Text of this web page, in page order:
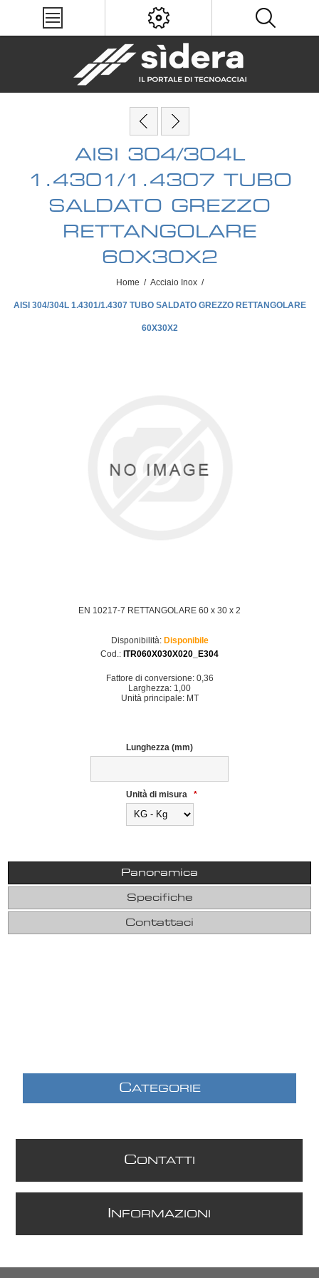
AISI 304/304L
1.4301/1.4307 TUBO
SALDATO GREZZO
RETTANGOLARE
60X30X2
Home / Acciaio Inox /
AISI 304/304L 1.4301/1.4307 TUBO SALDATO GREZZO RETTANGOLARE
60X30X2
EN 10217-7 RETTANGOLARE 60 x 30 x 2
Disponibilità: Disponibile
Cod.: ITR060X030X020_E304
Fattore di conversione: 0,36
Larghezza: 1,00
Unità principale: MT
Lunghezza (mm)
Unità di misura *
Panoramica
Specifiche
Contattaci
CATEGORIE
CONTATTI
NFORMAZIONI